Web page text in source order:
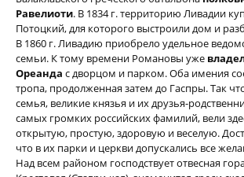
Равелиоти. В 1834 г. территорию Ливадии
Потоцкий, для которого выстроили дом и
В 1860 г. Ливадию приобрело удельное
семьи. К тому времени Романовы уже
Ореанда с дворцом и парком. Оба имения
тропа, продолженная затем до Гаспры. Так
семья, великие князья и их друзья-
самых громких российских фамилий, вели
открытую, простую, здоровую и веселую.
что в их парки и церкви допускались все
Над всем районом господствует отвесная